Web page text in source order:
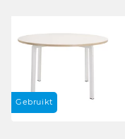
Gebruikt